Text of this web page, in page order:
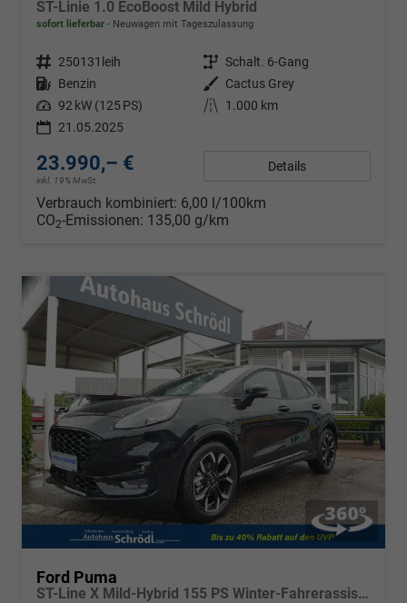
ST-Linie 1.0 EcoBoost Mild Hybrid
sofort lieferbar Neuwagen mit Tageszulassung
Fahrzeugnr. 250131leih Getriebe Schalt. 6-Gang
Kraftstoff Benzin Außenfarbe Cactus Grey
Leistung 92 kW (125 PS) Kilometerstand
1.000 km
21.05.2025
23.990,– €
inkl. 19% MwSt.
Details
Verbrauch kombiniert: 6,00 l/100km
CO2-Emissionen: 135,00 g/km
Ford Puma
ST-Line X Mild-Hybrid 155 PS Winter-Fahrerassistenzpaket 2